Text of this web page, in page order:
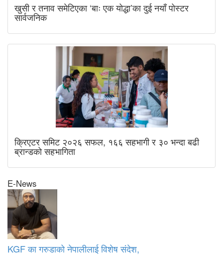
खुसी र तनाव समेटिएका ‘बाः एक योद्धा’का दुई नयाँ पोस्टर
सार्वजनिक
क्रिएटर समिट २०२६ सफल, १६६ सहभागी र ३० भन्दा बढी
ब्रान्डको सहभागिता
E-News
KGF का गरुडाको नेपालीलाई विशेष संदेश,